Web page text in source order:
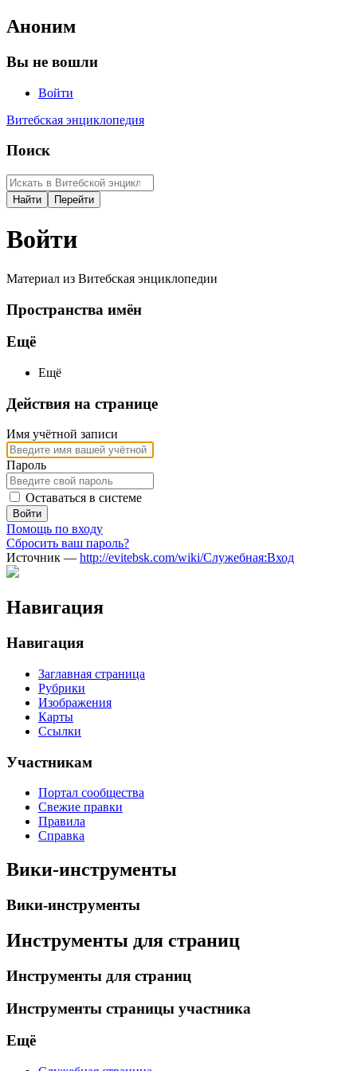
Аноним
Вы не вошли
Войти
Витебская энциклопедия
Поиск
Войти
Материал из Витебская энциклопедии
Пространства имён
Ещё
Ещё
Действия на странице
Имя учётной записи
Пароль
Оставаться в системе
Войти
Помощь по входу
Сбросить ваш пароль?
Источник — http://evitebsk.com/wiki/Служебная:Вход
Навигация
Навигация
Заглавная страница
Рубрики
Изображения
Карты
Ссылки
Участникам
Портал сообщества
Свежие правки
Правила
Справка
Вики-инструменты
Вики-инструменты
Инструменты для страниц
Инструменты для страниц
Инструменты страницы участника
Ещё